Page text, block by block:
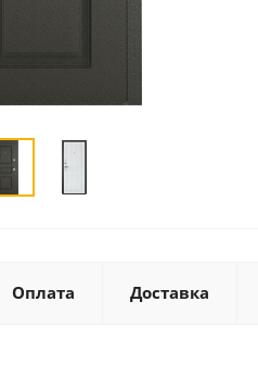
Оплата Доставка